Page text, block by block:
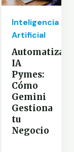
Inteligencia
Artificial
IA
Pymes:
Cómo
Gemini
Gestiona
tu
Negocio